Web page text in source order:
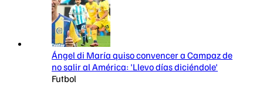
Ángel di María quiso convencer a Campaz de
no salir al América: 'Llevo días diciéndole'
Futbol